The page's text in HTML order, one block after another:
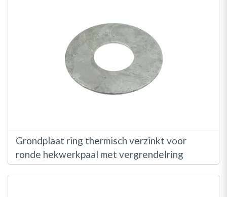
Grondplaat ring thermisch verzinkt voor
ronde hekwerkpaal met vergrendelring